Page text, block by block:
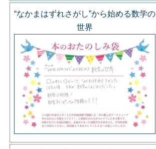
“なかまはずれさがし”から始める数学の
世界